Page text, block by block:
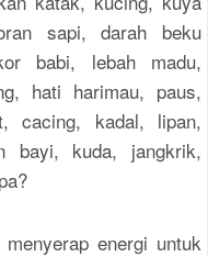
sapi, darah beku
babi, lebah madu,
hati harimau, paus,
cacing, kadal, lipan,
bayi, kuda, jangkrik,
energi untuk